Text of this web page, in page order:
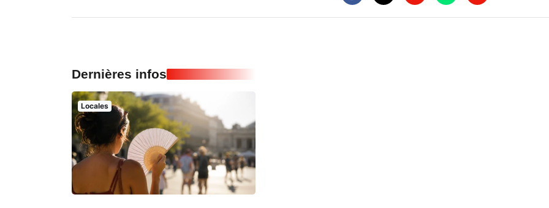
Dernières infos
Locales